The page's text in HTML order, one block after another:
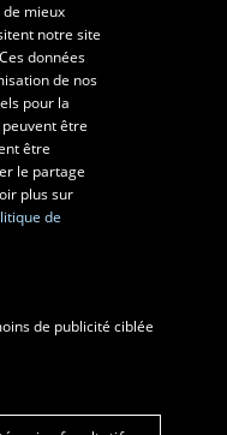
et de design
et de développement
droits réservés
mieux
notre site
données
de nos
pour la
être
être
le partage
plus sur
de
de publicité ciblée